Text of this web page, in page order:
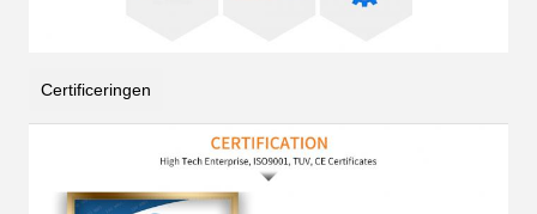
Certificeringen